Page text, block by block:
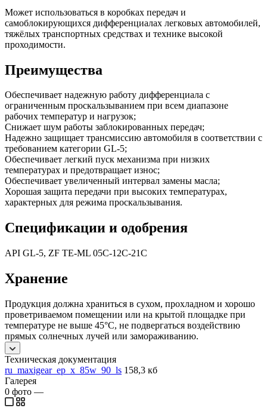
Может использоваться в коробках передач и
самоблокирующихся дифференциалах легковых автомобилей,
тяжёлых транспортных средствах и технике высокой
проходимости.
Преимущества
Обеспечивает надежную работу дифференциала с
ограниченным проскальзыванием при всем диапазоне
рабочих температур и нагрузок;
Снижает шум работы заблокированных передач;
Надежно защищает трансмиссию автомобиля в соответствии с
требованием категории GL-5;
Обеспечивает легкий пуск механизма при низких
температурах и предотвращает износ;
Обеспечивает увеличенный интервал замены масла;
Хорошая защита передачи при высоких температурах,
характерных для режима проскальзывания.
Спецификации и одобрения
API GL-5, ZF TE-ML 05C-12C-21C
Хранение
Продукция должна храниться в сухом, прохладном и хорошо
проветриваемом помещении или на крытой площадке при
температуре не выше 45°C, не подвергаться воздействию
прямых солнечных лучей или замораживанию.
Техническая документация
ru_maxigear_ep_x_85w_90_ls 158,3 кб
Галерея
0 фото —